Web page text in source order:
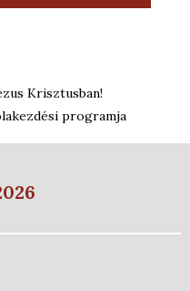
Krisztusban!
programja